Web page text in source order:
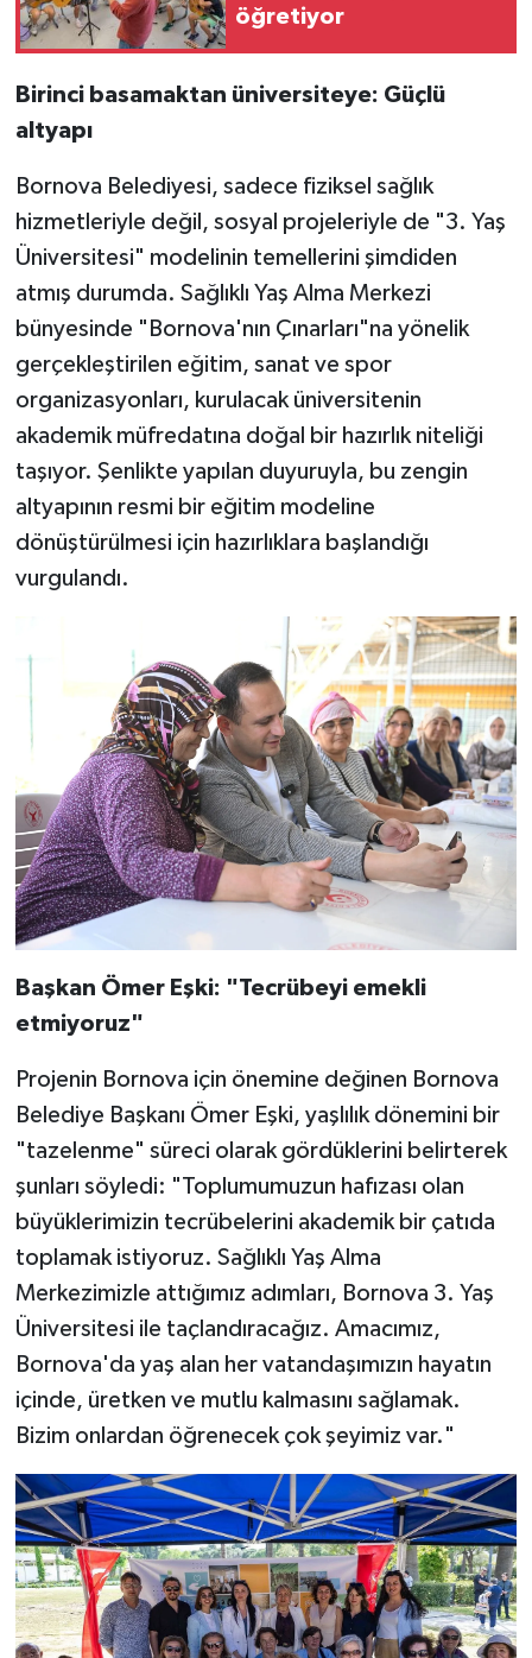
öğretiyor
Birinci basamaktan üniversiteye: Güçlü
altyapı
Bornova Belediyesi, sadece fiziksel sağlık
hizmetleriyle değil, sosyal projeleriyle de "3. Yaş
Üniversitesi" modelinin temellerini şimdiden
atmış durumda. Sağlıklı Yaş Alma Merkezi
bünyesinde "Bornova'nın Çınarları"na yönelik
gerçekleştirilen eğitim, sanat ve spor
organizasyonları, kurulacak üniversitenin
akademik müfredatına doğal bir hazırlık niteliği
taşıyor. Şenlikte yapılan duyuruyla, bu zengin
altyapının resmi bir eğitim modeline
dönüştürülmesi için hazırlıklara başlandığı
vurgulandı.
Başkan Ömer Eşki: "Tecrübeyi emekli
etmiyoruz"
Projenin Bornova için önemine değinen Bornova
Belediye Başkanı Ömer Eşki, yaşlılık dönemini bir
"tazelenme" süreci olarak gördüklerini belirterek
şunları söyledi: "Toplumumuzun hafızası olan
büyüklerimizin tecrübelerini akademik bir çatıda
toplamak istiyoruz. Sağlıklı Yaş Alma
Merkezimizle attığımız adımları, Bornova 3. Yaş
Üniversitesi ile taçlandıracağız. Amacımız,
Bornova'da yaş alan her vatandaşımızın hayatın
içinde, üretken ve mutlu kalmasını sağlamak.
Bizim onlardan öğrenecek çok şeyimiz var."